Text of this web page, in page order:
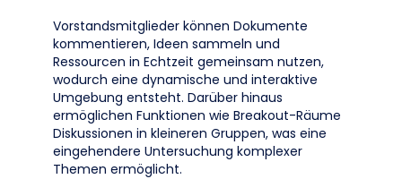
Vorstandsmitglieder können Dokumente
kommentieren, Ideen sammeln und
Ressourcen in Echtzeit gemeinsam nutzen,
wodurch eine dynamische und interaktive
Umgebung entsteht. Darüber hinaus
ermöglichen Funktionen wie Breakout-Räume
Diskussionen in kleineren Gruppen, was eine
eingehendere Untersuchung komplexer
Themen ermöglicht.